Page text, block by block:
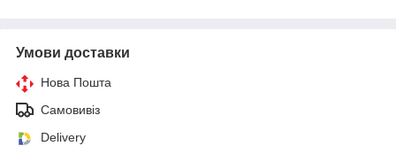
Умови доставки
Нова Пошта
Самовивіз
Delivery